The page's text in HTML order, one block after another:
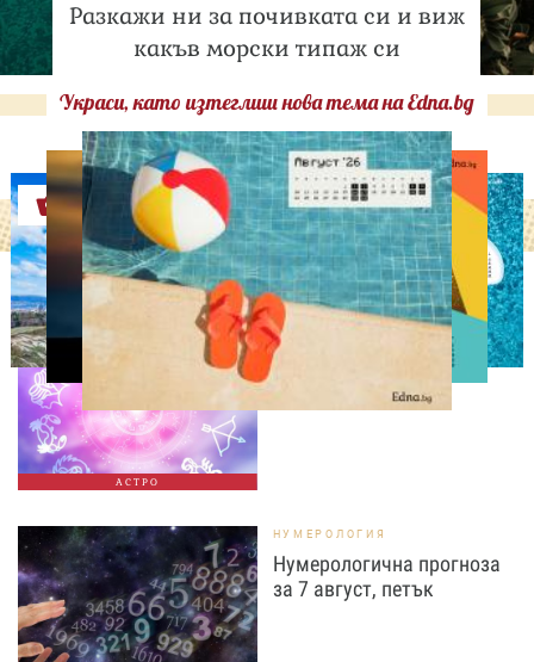
Разкажи ни за почивката си и виж
какъв морски типаж си
Украси, като изтеглиш нова тема на Edna.bg
Оферти
АСТРО
АСТРОЛОГИЯ
Дневен хороскоп за 7
август, петък
НУМЕРОЛОГИЯ
Нумерологична прогноза
за 7 август, петък